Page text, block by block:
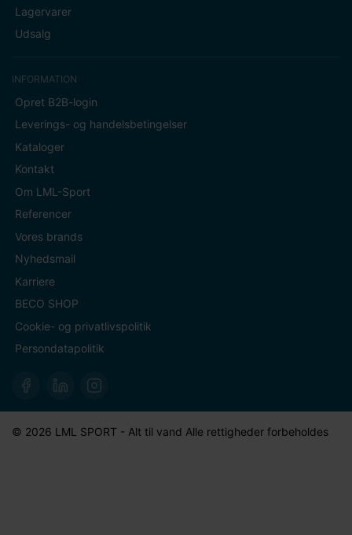
Lagervarer
Udsalg
INFORMATION
Opret B2B-login
Leverings- og handelsbetingelser
Kataloger
Kontakt
Om LML-Sport
Referencer
Vores brands
Nyhedsmail
Karriere
BECO SHOP
Cookie- og privatlivspolitik
Persondatapolitik
© 2026 LML SPORT - Alt til vand Alle rettigheder forbeholdes